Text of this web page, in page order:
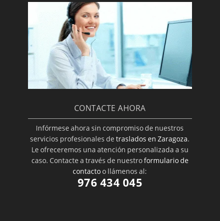
CONTACTE AHORA
Infórmese ahora sin compromiso de nuestros
servicios profesionales detraslados en Zaragoza.
Le ofreceremos una atención personalizada a su
caso. Contacte a través de nuestroformulario de
contactoo llámenos al:
976 434 045